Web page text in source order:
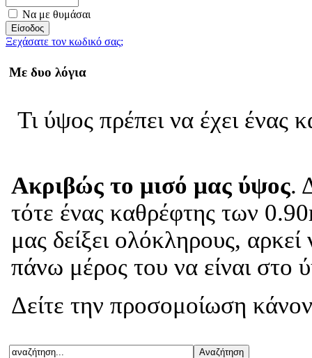
Να με θυμάσαι
Ξεχάσατε τον κωδικό σας;
Με δυο λόγια
Τι ύψος πρέπει να έχει ένας
Ακριβώς το μισό μας ύψος.
τότε ένας καθρέφτης των
μας δείξει ολόκληρους,
πάνω μέρος του να είναι στο
Δείτε την προσομοίωση